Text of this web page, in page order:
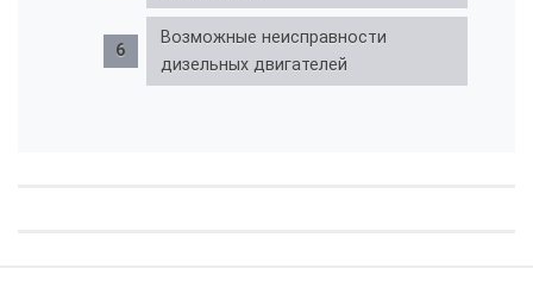
Возможные неисправности
дизельных двигателей